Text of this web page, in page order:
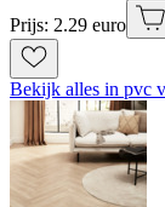
Prijs: 2.29 euro
Bekijk alles in pvc